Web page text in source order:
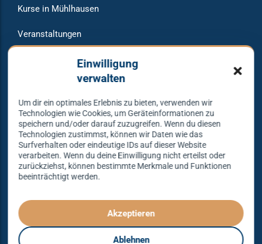
Einwilligung
verwalten
Um dir ein optimales Erlebnis zu bieten, verwenden wir
Technologien wie Cookies, um Geräteinformationen zu
speichern und/oder darauf zuzugreifen. Wenn du diesen
Technologien zustimmst, können wir Daten wie das
Surfverhalten oder eindeutige IDs auf dieser Website
verarbeiten. Wenn du deine Einwilligung nicht erteilst oder
zurückziehst, können bestimmte Merkmale und Funktionen
beeinträchtigt werden.
Akzeptieren
Ablehnen
Kurse in Mühlhausen
Veranstaltungen
Raumvermietung
Warum bei uns tanzen?
Lass dich begeistern und probier es aus – Tanzen lernen
mit unserem Erfolgskonzept.
Spielend leicht und mit viel Spaß!
Denn Tanzen kann jeder lernen – mit dem richtigen
Konzept sogar ganz einfach – das gibt es nur bei
Tanzkonzept Erfurt.